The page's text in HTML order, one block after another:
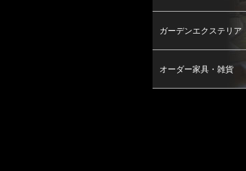
ガーデンエクステリア
オーダー家具・雑貨